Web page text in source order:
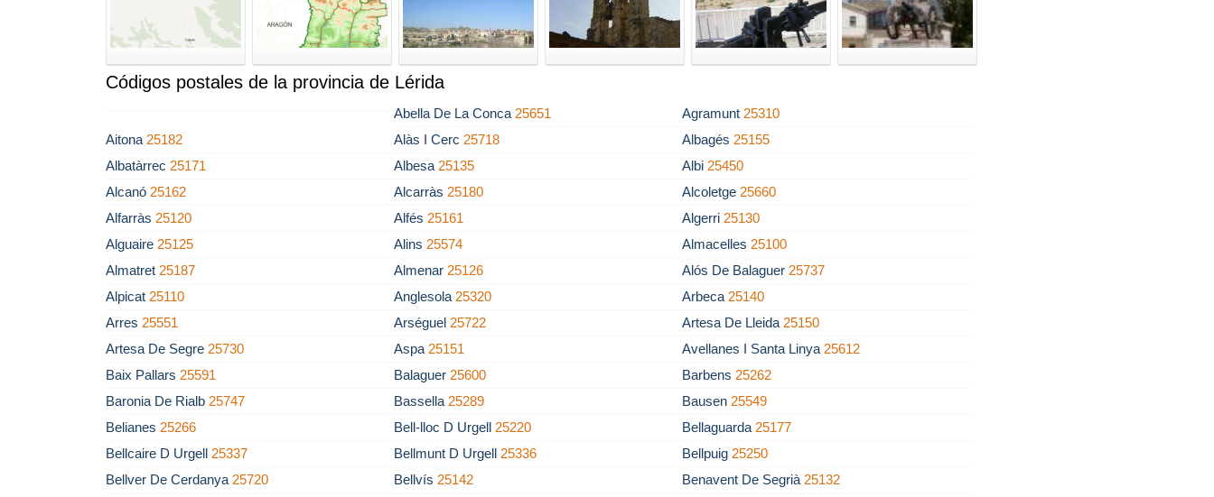
Códigos postales de la provincia de Lérida
Abella De La Conca 25651 Agramunt 25310
Aitona 25182 Alàs I Cerc 25718 Albagés 25155
Albatàrrec 25171 Albesa 25135 Albi 25450
Alcanó 25162 Alcarràs 25180 Alcoletge 25660
Alfarràs 25120 Alfés 25161 Algerri 25130
Alguaire 25125 Alins 25574 Almacelles 25100
Almatret 25187 Almenar 25126 Alós De Balaguer 25737
Alpicat 25110 Anglesola 25320 Arbeca 25140
Arres 25551 Arséguel 25722 Artesa De Lleida 25150
Artesa De Segre 25730 Aspa 25151 Avellanes I Santa Linya 25612
Baix Pallars 25591 Balaguer 25600 Barbens 25262
Baronia De Rialb 25747 Bassella 25289 Bausen 25549
Belianes 25266 Bell-lloc D Urgell 25220 Bellaguarda 25177
Bellcaire D Urgell 25337 Bellmunt D Urgell 25336 Bellpuig 25250
Bellver De Cerdanya 25720 Bellvís 25142 Benavent De Segrià 25132